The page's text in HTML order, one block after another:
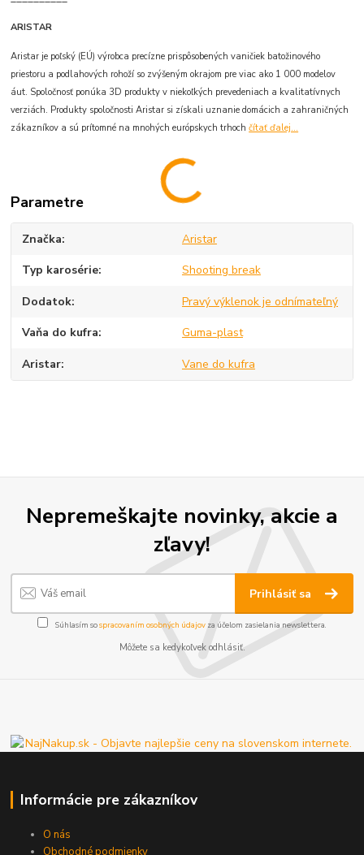
ARISTAR
Aristar je poľský (EÚ) výrobca precízne prispôsobených vaničiek batožinového
priestoru a podlahových rohoží so zvýšeným okrajom pre viac ako 1 000 modelov
áut. Spoločnosť ponúka 3D produkty v niekoľkých prevedeniach a kvalitatívnych
verziách. Produkty spoločnosti Aristar si získali uznanie domácich a zahraničných
zákazníkov a sú prítomné na mnohých európskych trhochčítať ďalej...
Parametre
Značka Aristar
Typ karosérie Shooting break
Dodatok Pravý výklenok je odnímateľný
Vaňa do kufra Guma-plast
Aristar Vane do kufra
Nepremeškajte novinky, akcie a
zľavy!
Prihlásiť sa
Súhlasím sospracovaním osobných údajov za účelom zasielania newslettera.
Môžete sa kedykoľvek odhlásiť.
Informácie pre zákazníkov
O nás
Obchodné podmienky